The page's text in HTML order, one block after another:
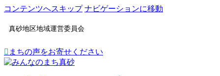
コンテンツへスキップ ナビゲーションに移動
真砂地区地域運営委員会
まちの声をお寄せください